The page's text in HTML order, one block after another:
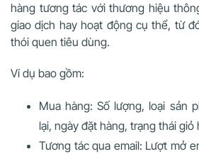
hàng tương tác với thương hiệu
giao dịch hay hoạt động cụ thể, từ
thói quen tiêu dùng.
Ví dụ bao gồm:
Mua hàng: Số lượng, loại sản
lại, ngày đặt hàng, trạng thái giỏ
Tương tác qua email: Lượt mở